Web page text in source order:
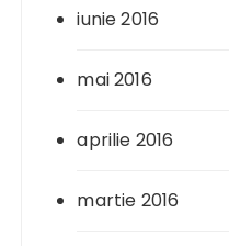
iunie 2016
mai 2016
aprilie 2016
martie 2016